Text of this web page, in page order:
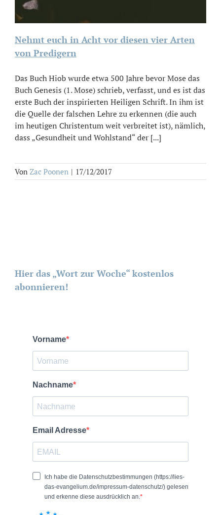
Nehmt euch in Acht vor diesen vier Arten
von Predigern
Das Buch Hiob wurde etwa 500 Jahre bevor Mose das
Buch Genesis (1. Mose) schrieb, verfasst, und es ist das
erste Buch der inspirierten Heiligen Schrift. In ihm ist
die Quelle der falschen Lehre zu erkennen (die auch
im heutigen Christentum weit verbreitet ist), nämlich,
dass „Gesundheit und Wohlstand“ der [...]
Von Zac Poonen | 17/12/2017
Hier das „Wort zur Woche“ kostenlos
abonnieren!